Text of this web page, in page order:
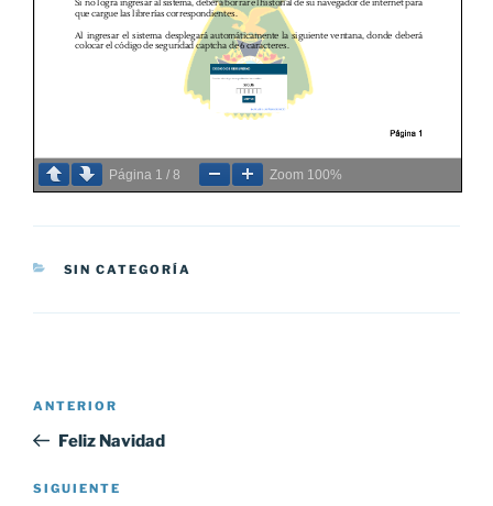
Página 1 / 8 Zoom 100%
CATEGORÍAS
SIN CATEGORÍA
Navegación
entradas
Entrada
anterior:
ANTERIOR
Feliz Navidad
Siguiente
SIGUIENTE